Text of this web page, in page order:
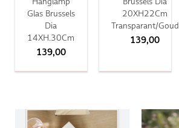
Glas Brussels
Dia
14XH.30Cm
139,00
20XH22Cm
Transparant/Goud
139,00